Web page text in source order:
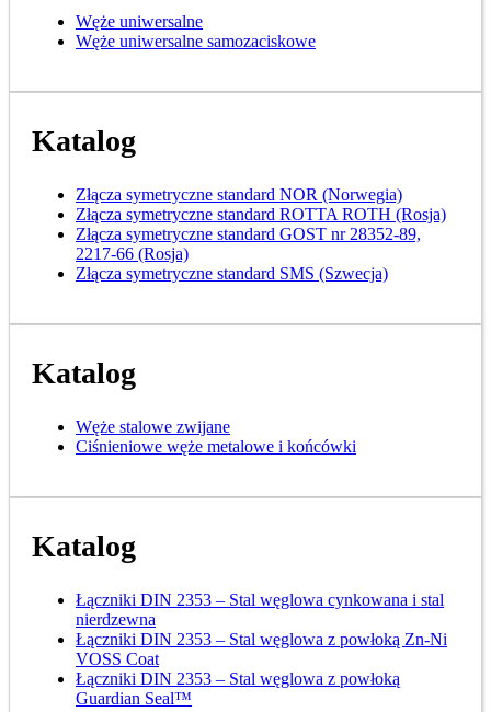
Węże uniwersalne
Węże uniwersalne samozaciskowe
Katalog
Złącza symetryczne standard NOR (Norwegia)
Złącza symetryczne standard ROTTA ROTH (Rosja)
Złącza symetryczne standard GOST nr 28352-89,
2217-66 (Rosja)
Złącza symetryczne standard SMS (Szwecja)
Katalog
Węże stalowe zwijane
Ciśnieniowe węże metalowe i końcówki
Katalog
Łączniki DIN 2353 – Stal węglowa cynkowana i stal
nierdzewna
Łączniki DIN 2353 – Stal węglowa z powłoką Zn-Ni
VOSS Coat
Łączniki DIN 2353 – Stal węglowa z powłoką
Guardian Seal™